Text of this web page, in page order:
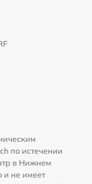
по истечении
в Нижнем
и не имеет